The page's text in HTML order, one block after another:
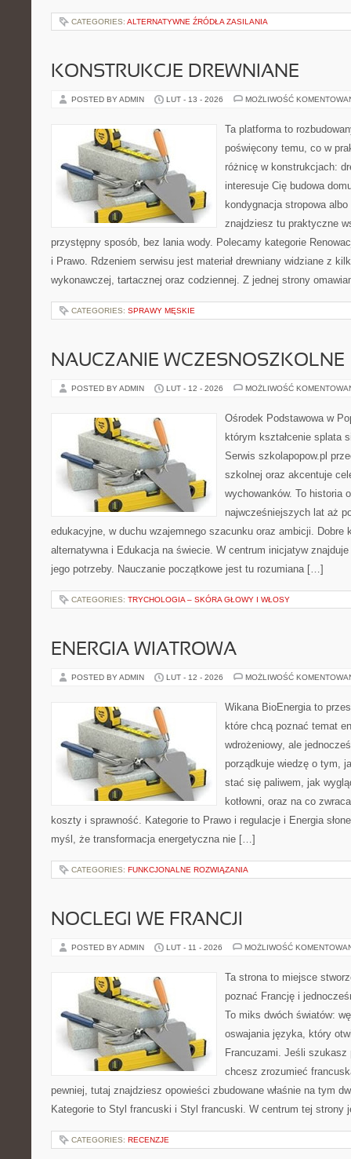
CATEGORIES: ALTERNATYWNE ŹRÓDŁA ZASILANIA
KONSTRUKCJE DREWNIANE
POSTED BY ADMIN LUT - 13 - 2026 MOŻLIWOŚĆ
Ta platforma to
poświęcony temu, co w
różnicę w konstrukcjach:
interesuje Cię budowa
kondygnacja stropowa
znajdziesz tu praktyczne
przystępny sposób, bez lania wody. Polecamy kategorie
i Prawo. Rdzeniem serwisu jest materiał drewniany widziane z
wykonawczej, tartacznej oraz codziennej. Z jednej strony
CATEGORIES: SPRAWY MĘSKIE
NAUCZANIE WCZESNOSZKOLNE
POSTED BY ADMIN LUT - 12 - 2026 MOŻLIWOŚĆ
Ośrodek Podstawowa w
którym kształcenie splata
Serwis szkolapopow.pl
szkolnej oraz akcentuje
wychowanków. To historia
najwcześniejszych lat aż
edukacyjne, w duchu wzajemnego szacunku oraz ambicji. Dobre
alternatywna i Edukacja na świecie. W centrum inicjatyw znajduje
jego potrzeby. Nauczanie początkowe jest tu rozumiana […]
CATEGORIES: TRYCHOLOGIA – SKÓRA GŁOWY I WŁOSY
ENERGIA WIATROWA
POSTED BY ADMIN LUT - 12 - 2026 MOŻLIWOŚĆ
Wikana BioEnergia to
które chcą poznać temat
wdrożeniowy, ale
porządkuje wiedzę o tym,
stać się paliwem, jak
kotłowni, oraz na co
koszty i sprawność. Kategorie to Prawo i regulacje i Energia
myśl, że transformacja energetyczna nie […]
CATEGORIES: FUNKCJONALNE ROZWIĄZANIA
NOCLEGI WE FRANCJI
POSTED BY ADMIN LUT - 11 - 2026 MOŻLIWOŚĆ
Ta strona to miejsce
poznać Francję i
To miks dwóch światów:
oswajania języka, który
Francuzami. Jeśli szukasz
chcesz zrozumieć
pewniej, tutaj znajdziesz opowieści zbudowane właśnie na tym
Kategorie to Styl francuski i Styl francuski. W centrum tej
CATEGORIES: RECENZJE